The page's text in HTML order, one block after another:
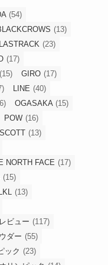
(54)
(13)
(23)
(17)
(15) GIRO (17)
LINE (40)
OGASAKA (15)
POW (16)
SCOTT (13)
NORTH FACE (17)
(15)
(13)
ビュー (117)
ダー (55)
ック (23)